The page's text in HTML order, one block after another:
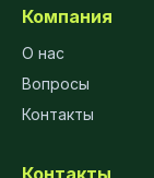
Компания
О нас
Вопросы
Контакты
Контакты